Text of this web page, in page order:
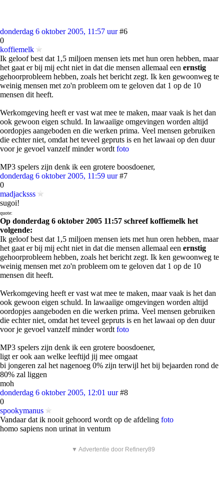
donderdag 6 oktober 2005, 11:57 uur #6
0
koffiemelk
Ik geloof best dat 1,5 miljoen mensen iets met hun oren hebben, maar
het gaat er bij mij echt niet in dat die mensen allemaal een ernstig
gehoorprobleem hebben, zoals het bericht zegt. Ik ken gewoonweg te
weinig mensen met zo'n probleem om te geloven dat 1 op de 10
mensen dit heeft.
Werkomgeving heeft er vast wat mee te maken, maar vaak is het dan
ook gewoon eigen schuld. In lawaaiïge omgevingen worden altijd
oordopjes aangeboden en die werken prima. Veel mensen gebruiken
die echter niet, omdat het teveel gepruts is en het lawaai op den duur
voor je gevoel vanzelf minder wordt foto
MP3 spelers zijn denk ik een grotere boosdoener,
donderdag 6 oktober 2005, 11:59 uur #7
0
madjacksss
sugoi!
quote:
Op donderdag 6 oktober 2005 11:57 schreef koffiemelk het
volgende:
Ik geloof best dat 1,5 miljoen mensen iets met hun oren hebben, maar
het gaat er bij mij echt niet in dat die mensen allemaal een ernstig
gehoorprobleem hebben, zoals het bericht zegt. Ik ken gewoonweg te
weinig mensen met zo'n probleem om te geloven dat 1 op de 10
mensen dit heeft.
Werkomgeving heeft er vast wat mee te maken, maar vaak is het dan
ook gewoon eigen schuld. In lawaaiïge omgevingen worden altijd
oordopjes aangeboden en die werken prima. Veel mensen gebruiken
die echter niet, omdat het teveel gepruts is en het lawaai op den duur
voor je gevoel vanzelf minder wordt foto
MP3 spelers zijn denk ik een grotere boosdoener,
ligt er ook aan welke leeftijd jij mee omgaat
bi jongeren zal het nagenoeg 0% zijn terwijl het bij bejaarden rond de
80% zal liggen
moh
donderdag 6 oktober 2005, 12:01 uur #8
0
spookymanus
Vandaar dat ik nooit gehoord wordt op de afdeling foto
homo sapiens non urinat in ventum
▼ Advertentie door Refinery89